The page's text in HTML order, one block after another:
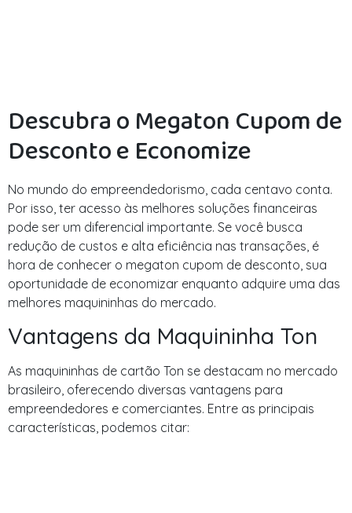
Descubra o Megaton Cupom de
Desconto e Economize
No mundo do empreendedorismo, cada centavo conta.
Por isso, ter acesso às melhores soluções financeiras
pode ser um diferencial importante. Se você busca
redução de custos e alta eficiência nas transações, é
hora de conhecer o megaton cupom de desconto, sua
oportunidade de economizar enquanto adquire uma das
melhores maquininhas do mercado.
Vantagens da Maquininha Ton
As maquininhas de cartão Ton se destacam no mercado
brasileiro, oferecendo diversas vantagens para
empreendedores e comerciantes. Entre as principais
características, podemos citar: